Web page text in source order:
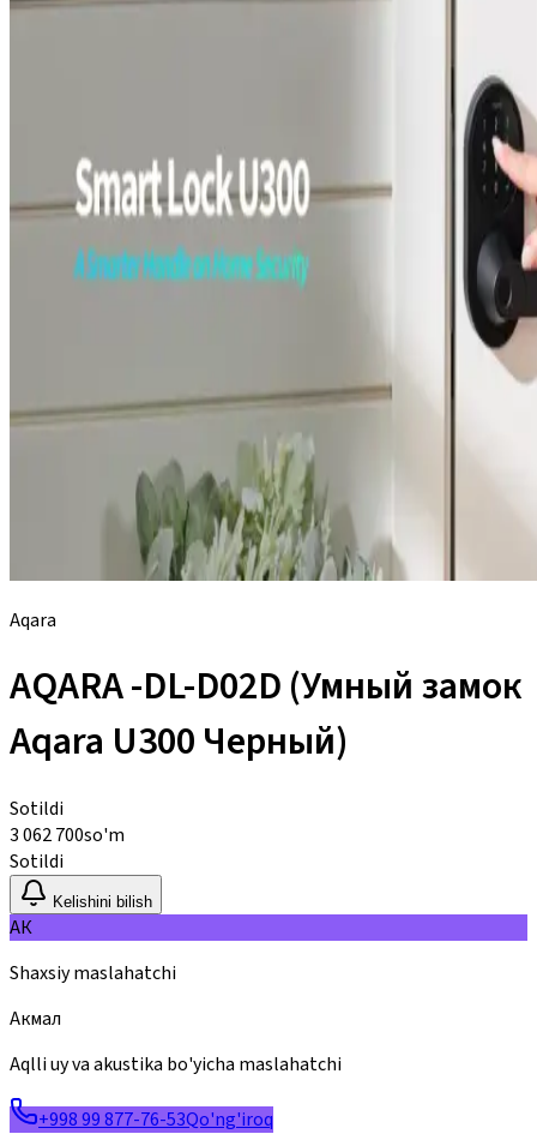
Aqara
AQARA -DL-D02D (Умный замок
Aqara U300 Черный)
Sotildi
3 062 700so'm
Sotildi
Kelishini bilish
АК
Shaxsiy maslahatchi
Акмал
Aqlli uy va akustika bo'yicha maslahatchi
+998 99 877-76-53Qo'ng'iroq